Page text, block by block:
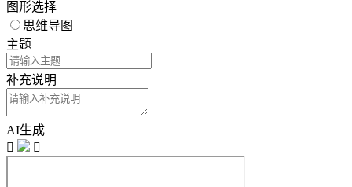
图形选择
思维导图
主题
补充说明
AI生成

